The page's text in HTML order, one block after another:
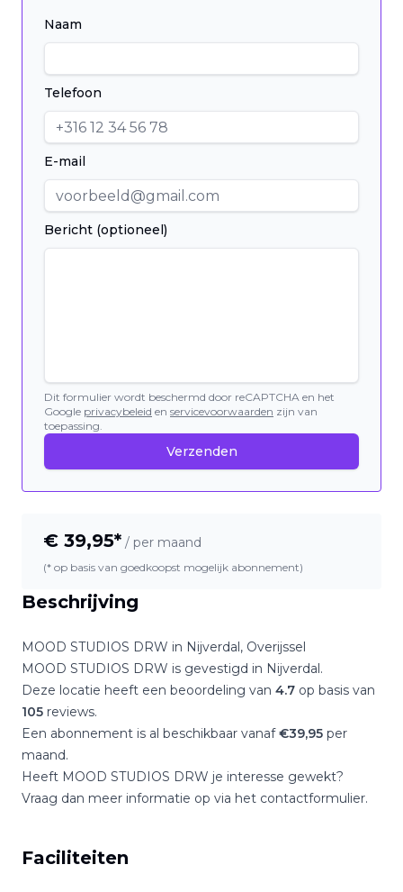
Beschrijving
MOOD STUDIOS DRW in Nijverdal, Overijssel
MOOD STUDIOS DRW is gevestigd in Nijverdal.
Deze locatie heeft een beoordeling van 4.7 op basis van
105 reviews.
Een abonnement is al beschikbaar vanaf€39,95 per
maand.
Heeft MOOD STUDIOS DRW je interesse gewekt?
Vraag dan meer informatie op via het contactformulier.
Faciliteiten
Naam
Telefoon
E-mail
Bericht (optioneel)
Dit formulier wordt beschermd door reCAPTCHA en het
Google privacybeleid en servicevoorwaarden zijn van
toepassing.
Verzenden
€ 39,95* / per maand
(* op basis van goedkoopst mogelijk abonnement)